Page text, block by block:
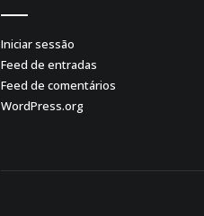
Iniciar sessão
Feed de entradas
Feed de comentários
WordPress.org